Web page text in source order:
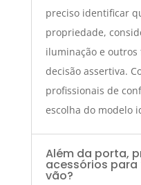
preciso identificar
propriedade,
iluminação e
decisão assertiva.
profissionais de
escolha do modelo
Além da porta,
acessórios para
vão?